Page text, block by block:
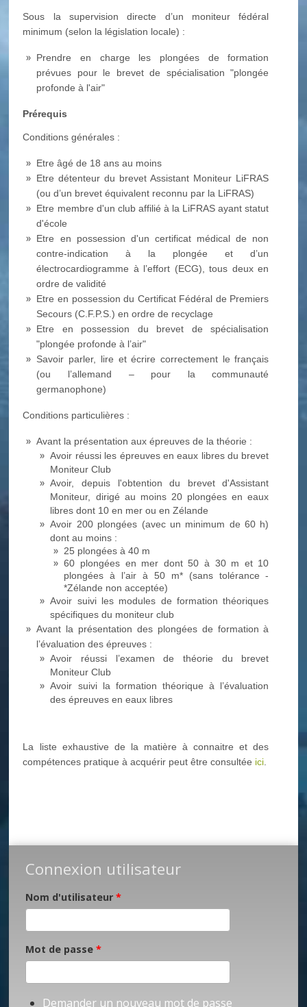
Sous la supervision directe d’un moniteur fédéral
minimum (selon la législation locale) :
Prendre en charge les plongées de formation
prévues pour le brevet de spécialisation "plongée
profonde à l'air"
Prérequis
Conditions générales :
Etre âgé de 18 ans au moins
Etre détenteur du brevet Assistant Moniteur LiFRAS
(ou d’un brevet équivalent reconnu par la LiFRAS)
Etre membre d'un club affilié à la LiFRAS ayant statut
d'école
Etre en possession d'un certificat médical de non
contre-indication à la plongée et d’un
électrocardiogramme à l’effort (ECG), tous deux en
ordre de validité
Etre en possession du Certificat Fédéral de Premiers
Secours (C.F.P.S.) en ordre de recyclage
Etre en possession du brevet de spécialisation
"plongée profonde à l’air"
Savoir parler, lire et écrire correctement le français
(ou l’allemand – pour la communauté
germanophone)
Conditions particulières :
Avant la présentation aux épreuves de la théorie :
Avoir réussi les épreuves en eaux libres du brevet
Moniteur Club
Avoir, depuis l'obtention du brevet d'Assistant
Moniteur, dirigé au moins 20 plongées en eaux
libres dont 10 en mer ou en Zélande
Avoir 200 plongées (avec un minimum de 60 h)
dont au moins :
25 plongées à 40 m
60 plongées en mer dont 50 à 30 m et 10
plongées à l’air à 50 m* (sans tolérance -
*Zélande non acceptée)
Avoir suivi les modules de formation théoriques
spécifiques du moniteur club
Avant la présentation des plongées de formation à
l’évaluation des épreuves :
Avoir réussi l’examen de théorie du brevet
Moniteur Club
Avoir suivi la formation théorique à l’évaluation
des épreuves en eaux libres
La liste exhaustive de la matière à connaitre et des
compétences pratique à acquérir peut être consultée ici
Connexion utilisateur
Nom d'utilisateur*
Mot de passe*
Demander un nouveau mot de passe